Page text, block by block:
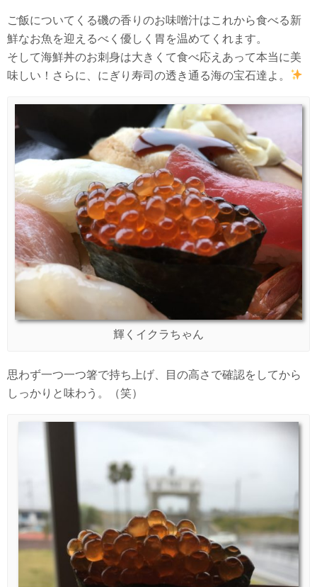
ご飯についてくる磯の香りのお味噌汁はこれから食べる新
鮮なお魚を迎えるべく優しく胃を温めてくれます。
そして海鮮丼のお刺身は大きくて食べ応えあって本当に美
味しい！さらに、にぎり寿司の透き通る海の宝石達よ。
輝くイクラちゃん
思わず一つ一つ箸で持ち上げ、目の高さで確認をしてから
しっかりと味わう。（笑）